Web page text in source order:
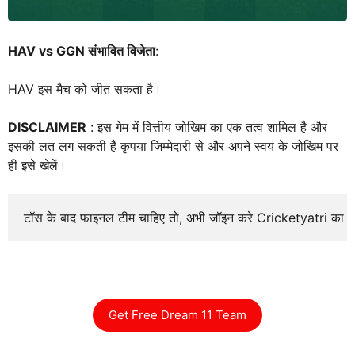
HAV vs GGN संभावित विजेता:
HAV इस मैच को जीत सकता है।
DISCLAIMER : इस गेम में वित्तीय जोखिम का एक तत्व शामिल है और
इसकी लत लग सकती है कृपया जिम्मेदारी से और अपने स्वयं के जोखिम पर
ही इसे खेलें।
टॉस के बाद फाइनल टीम चाहिए तो, अभी जॉइन करे Cricketyatri
Get Free Dream 11 Team